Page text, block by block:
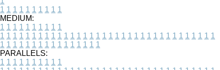
1 1 1 1 1 1 1 1 1 1
MEDIUM:
1 1 1 1 1 1 1 1 1 1
1 1 1 1 1 1 1 1 1 1 1 1 1 1 1 1 1 1 1 1 1 1 1 1 1 1 1 1 1 1 1 1 1 1
1 1 1 1 1 1 1 1 1 1 1 1 1 1 1 1
PARALLELS:
1 1 1 1 1 1 1 1 1 1